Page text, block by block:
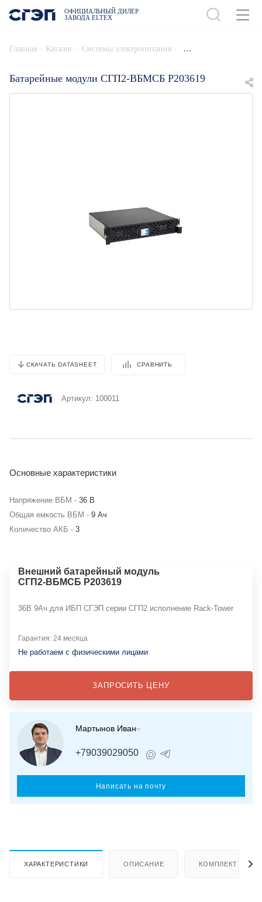
ОФИЦИАЛЬНЫЙ ДИЛЕР
ЗАВОДА ELTEX
Главная - Каталог - Системы электропитания -
Батарейные модули СГП2-ВБМСБ Р203619
СКАЧАТЬ DATASHEET СРАВНИТЬ
Артикул: 100011
Основные характеристики
Напряжение ВБМ - 36 В
Общая емкость ВБМ - 9 Ач
Количество АКБ - 3
Внешний батарейный модуль
СГП2-ВБМСБ Р203619
36В 9Ач для ИБП СГЭП серии СГП2 исполнение Rack-Tower
Гарантия: 24 месяца
Не работаем с физическими лицами
ЗАПРОСИТЬ ЦЕНУ
Мартынов Иван
+79039029050
Написать на почту
ХАРАКТЕРИСТИКИ ОПИСАНИЕ КОМПЛЕКТ